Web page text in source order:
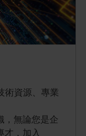
術資源、專業
，無論您是企
才，加入